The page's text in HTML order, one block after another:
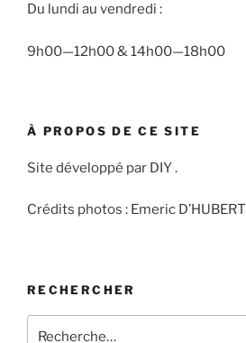
Du lundi au vendredi :
9h00—12h00 & 14h00—18h00
À PROPOS DE CE SITE
Site développé par DIY .
Crédits photos : Emeric D’HUBERT
RECHERCHER